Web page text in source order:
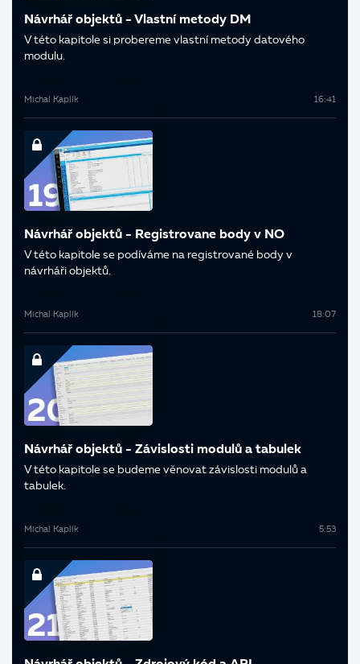
Návrhář objektů - Vlastní metody DM
V této kapitole si probereme vlastní metody datového
modulu.
Michal Kaplík 16:41
Návrhář objektů - Registrovane body v NO
V této kapitole se podíváme na registrované body v
návrháři objektů.
Michal Kaplík 18:07
Návrhář objektů - Závislosti modulů a tabulek
V této kapitole se budeme věnovat závislosti modulů a
tabulek.
Michal Kaplík 5:53